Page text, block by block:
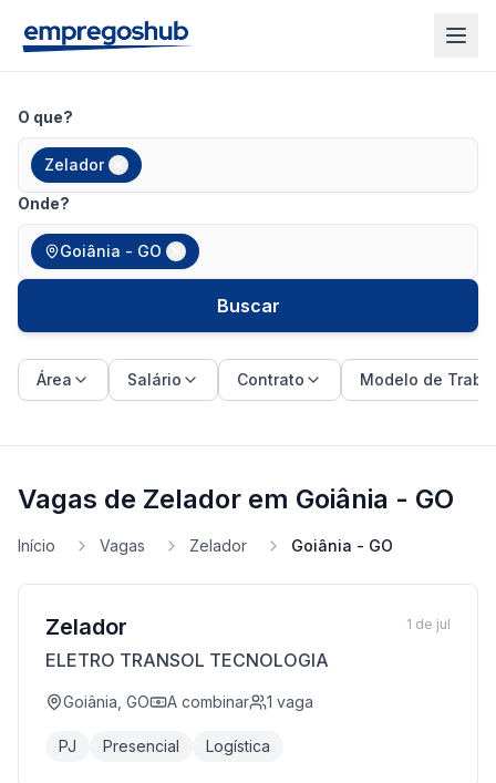
O que?
Zelador
Onde?
Goiânia - GO
Buscar
Área Salário Contrato Modelo de
Vagas de Zelador em Goiânia - GO
Início Vagas Zelador Goiânia - GO
Zelador
ELETRO TRANSOL TECNOLOGIA
Goiânia, GO A combinar 1 vaga
PJ Presencial Logística
1 de jul